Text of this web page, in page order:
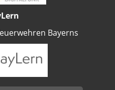
Bayerns